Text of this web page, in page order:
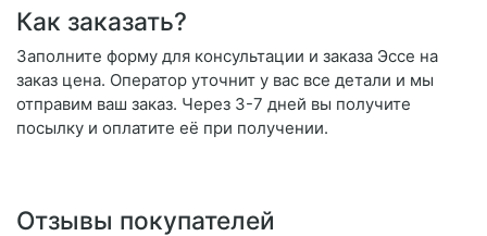
Как заказать?
Заполните форму для консультации и заказа Эссе на
заказ цена. Оператор уточнит у вас все детали и мы
отправим ваш заказ. Через 3-7 дней вы получите
посылку и оплатите её при получении.
Отзывы покупателей